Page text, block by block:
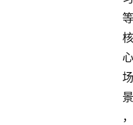
等
核
心
场
景
，